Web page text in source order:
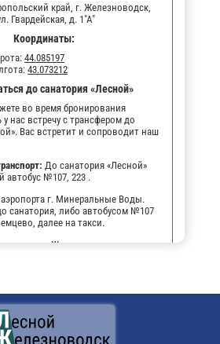
край, г. Железноводск,
Гвардейская, д. 1"А"
Координаты:
44.085197
43.073212
до санатория «Лесной»
во время бронирования
у нас встречу с трансфером до
Вас встретит и сопроводит наш
До санатория «Лесной»
автобус №107, 223 .
г. Минеральные Воды.
санатория, либо автобусом №107
далее на такси.
до г. Железноводска, далее,
г. Минеральные Воды,
на рейсовом автобусе,
№107 или №223 до поселка
на такси до санатория.